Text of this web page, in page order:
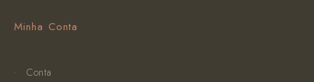
Minha Conta
Conta